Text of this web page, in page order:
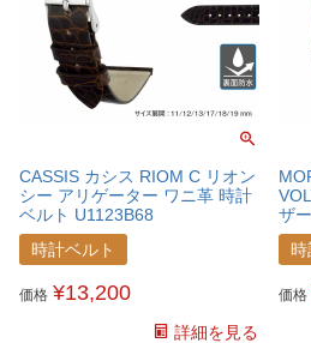
CASSIS カシス RIOM C リオン
シー アリゲーター ワニ革 時計
ベルト U1123B68
時計ベルト
価格 ¥13,200
詳細を見る
ザ
時
価格